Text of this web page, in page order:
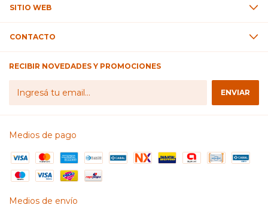
SITIO WEB
CONTACTO
RECIBIR NOVEDADES Y PROMOCIONES
Medios de pago
Medios de envío